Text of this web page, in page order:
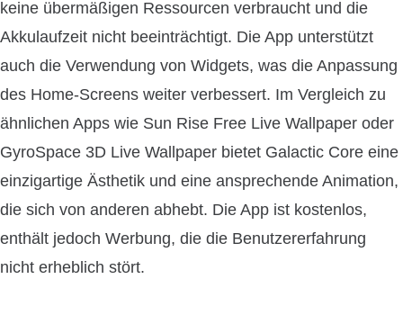
keine übermäßigen Ressourcen verbraucht und die
Akkulaufzeit nicht beeinträchtigt. Die App unterstützt
auch die Verwendung von Widgets, was die Anpassung
des Home-Screens weiter verbessert. Im Vergleich zu
ähnlichen Apps wie Sun Rise Free Live Wallpaper oder
GyroSpace 3D Live Wallpaper bietet Galactic Core eine
einzigartige Ästhetik und eine ansprechende Animation,
die sich von anderen abhebt. Die App ist kostenlos,
enthält jedoch Werbung, die die Benutzererfahrung
nicht erheblich stört.